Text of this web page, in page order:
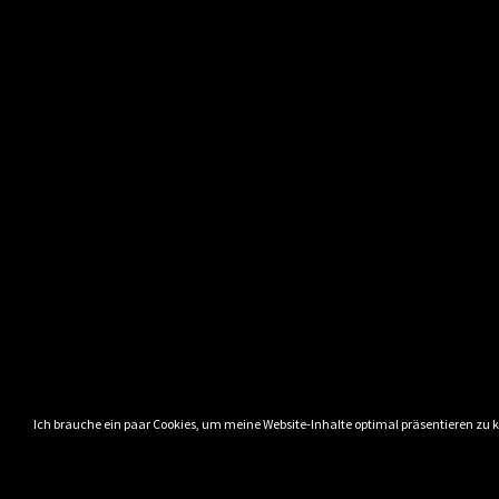
Ich brauche ein paar Cookies, um meine Website-Inhalte optimal präsentieren zu